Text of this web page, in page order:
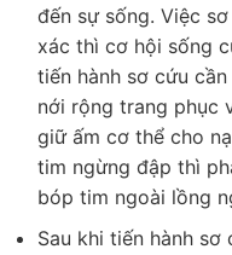
đến sự sống. Việc
xác thì cơ hội sống
tiến hành sơ cứu
nới rộng trang phục
giữ ấm cơ thể cho
tim ngừng đập thì
bóp tim ngoài lồng
Sau khi tiến hành sơ